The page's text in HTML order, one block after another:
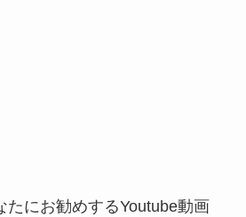
たにお勧めするYoutube動画